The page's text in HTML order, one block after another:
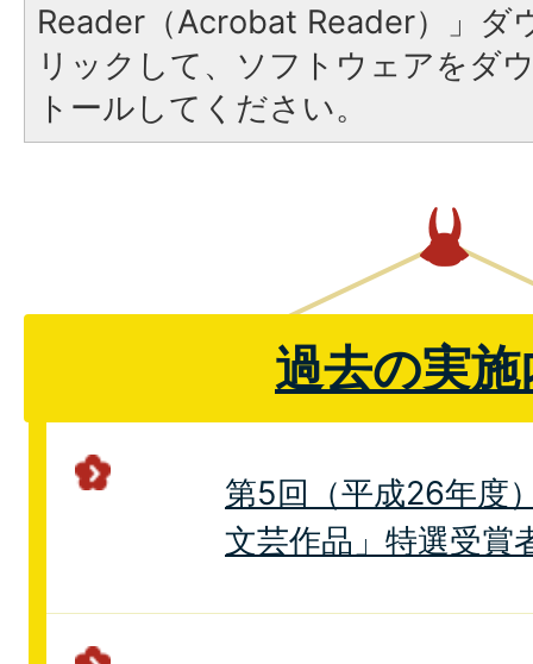
Reader（Acrobat Reader）」ダ
リックして、ソフトウェアをダ
トールしてください。
過去の実
第5回（平成26年度
文芸作品」特選受賞